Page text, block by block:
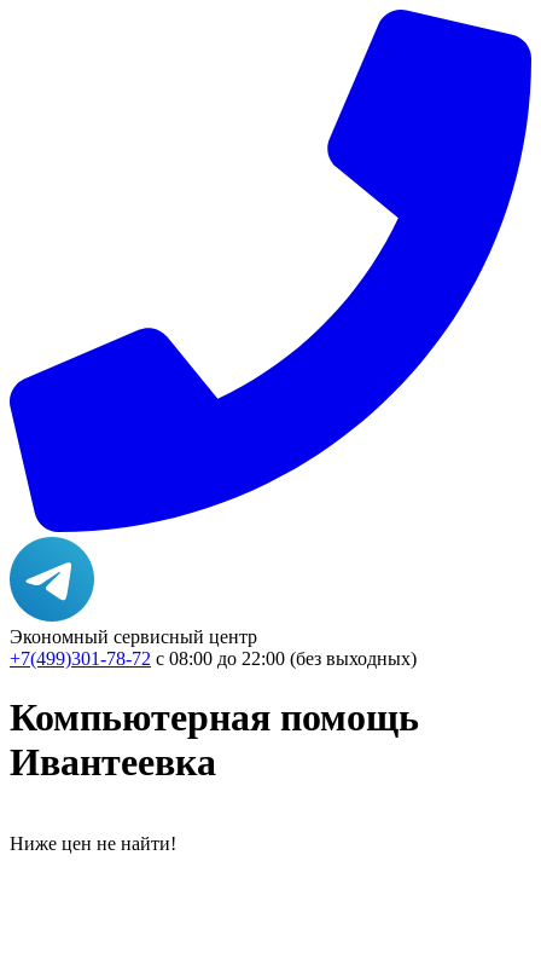
Экономный сервисный центр
+7(499)301-78-72 с 08:00 до 22:00 (без выходных)
Компьютерная помощь
Ивантеевка
Ниже цен не найти!